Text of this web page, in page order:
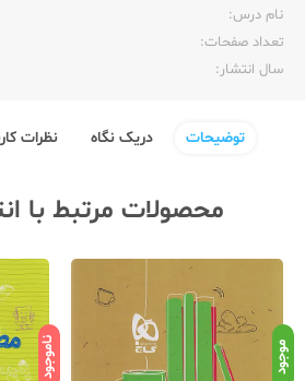
نام درس:
تعداد صفحات:‌
سال انتشار:‌
توضیحات دریک نگاه نظرات
محصولات مرتبط با
موجود ناموجود